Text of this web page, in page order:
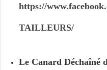
https://
TAILLEURS/
Le Canard Déchaîné